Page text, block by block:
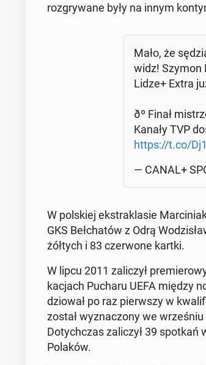
roz­gry­wa­ne były na innym
Mało, że
widz! Szymon
Lidze+ Extra
ðº Finał
Kanały TVP
https://t.co/
— CANAL+
W pol­skiej eks­tra­kla­sie
GKS Beł­cha­tów z Odrą
żółtych i 83 czer­wo­ne kartki.
W lipcu 2011 za­li­czył
ka­cjach Pucharu UEFA między
dzio­wał po raz pierw­szy w
został wy­zna­czo­ny we
Do­tych­czas za­li­czył 39
Polaków.